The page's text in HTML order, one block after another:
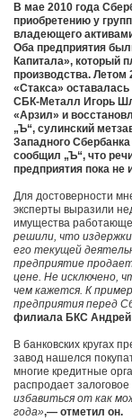
В мае 2010 года
приобретению у
владеющего
Оба предприятия
Капитала», который
производства.
«Стакса»
СБК-Металл Игорь
«Арзил» и
„Ъ“, сулинский
Западного
сообщил „Ъ“, что
предприятия пока не
Для достоверности
эксперты выразили
имущества
решили, что
его текущей
предприятие
цене. Не исключено,
чем кажется. К
предприятия перед
филиала БКС
В банковских кругах
завод нашелся
многие кредитные
распродает
избавиться от как
года»,— отметил он.